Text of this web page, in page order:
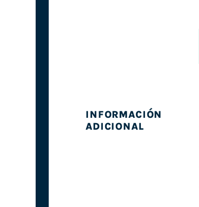
INFORMACIÓN
ADICIONAL